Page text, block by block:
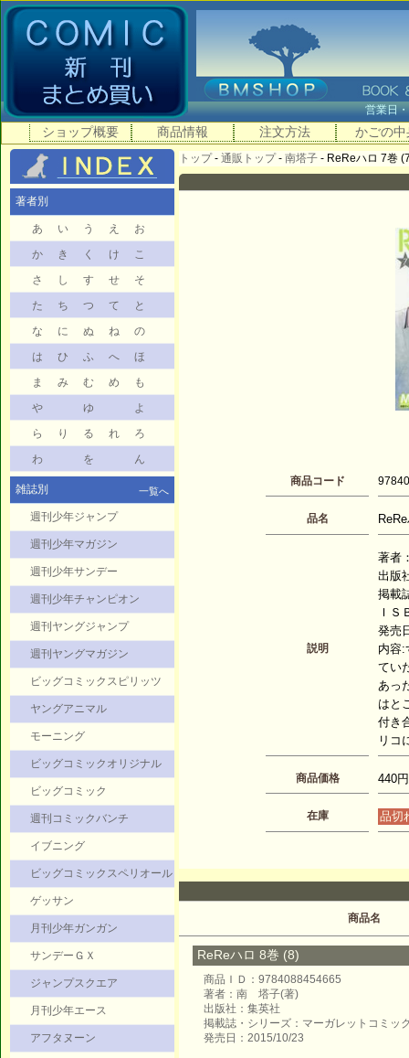
営業
ショップ概要 商品情報 注文方法 かごの中
著者別
あ い う え
お
か
き く け
こ
さ
し す せ
そ
た
ち つ て
と
な
に ぬ ね
の
は
ひ ふ へ
ほ
ま
み む め
も
や
ゆ
よ
ら
り る れ
ろ
わ
を ん
雑誌別 一覧へ
週刊少年ジャンプ
週刊少年マガジン
週刊少年サンデー
週刊少年チャンピオン
週刊ヤングジャンプ
週刊ヤングマガジン
ビッグコミックスピリッツ
ヤングアニマル
モーニング
ビッグコミックオリジナル
ビッグコミック
週刊コミックバンチ
イブニング
ビッグコミックスペリオール
ゲッサン
月刊少年ガンガン
サンデーＧＸ
ジャンプスクエア
月刊少年エース
アフタヌーン
トップ- 通販トップ- 南塔子 - ReReハロ 7巻
商品コード
品名
説明
著者
出版
掲載
ＩＳ
発売
内容
てい
あっ
はと
付き
リコ
商品価格 440円
在庫 品切
商品名
ReReハロ 8巻 (8)
商品ＩＤ：9784088454665
著者：南 塔子(著)
出版社：集英社
掲載誌・シリーズ：マーガレットコミッ
発売日：2015/10/23